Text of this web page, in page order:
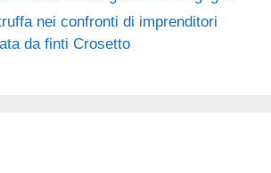
nei confronti di imprenditori
da finti Crosetto